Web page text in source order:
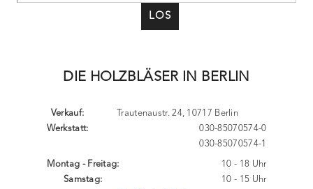
LOS
DIE HOLZBLÄSER IN BERLIN
Trautenaustr. 24, 10717 Berlin
Verkauf:
Werkstatt:
030-85070574-0
030-85070574-1
Montag - Freitag:
Samstag:
10 - 18 Uhr
10 - 15 Uhr